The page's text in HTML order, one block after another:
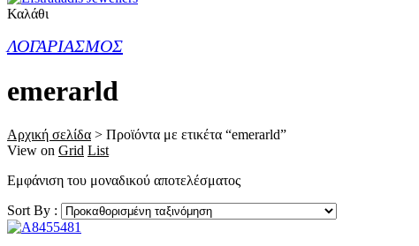
Καλάθι
ΛΟΓΑΡΙΑΣΜΟΣ
emerarld
Αρχική σελίδα > Προϊόντα με ετικέτα “emerarld”
View on Grid List
Εμφάνιση του μοναδικού αποτελέσματος
Sort By :